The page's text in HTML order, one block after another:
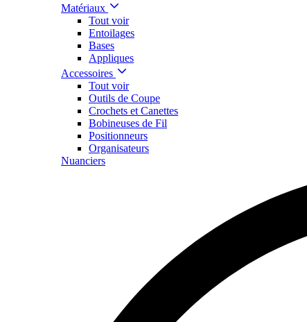
Matériaux
Tout voir
Entoilages
Bases
Appliques
Accessoires
Tout voir
Outils de Coupe
Crochets et Canettes
Bobineuses de Fil
Positionneurs
Organisateurs
Nuanciers